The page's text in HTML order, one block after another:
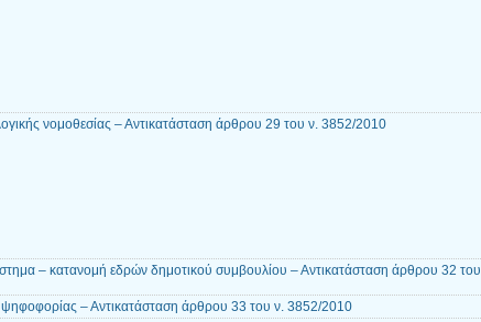
νομοθεσίας – Αντικατάσταση άρθρου 29 του ν. 3852/2010
– κατανομή εδρών δημοτικού συμβουλίου – Αντικατάσταση άρθρου 32 του
– Αντικατάσταση άρθρου 33 του ν. 3852/2010